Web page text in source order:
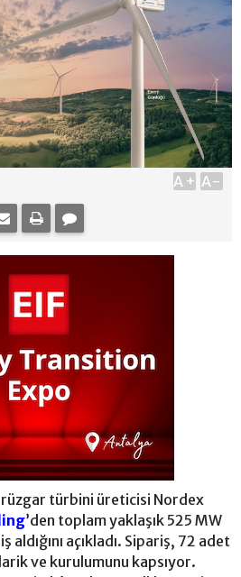
A+ A-
rüzgar türbini üreticisi Nordex
’den toplam yaklaşık 525 MW
açıkladı. Sipariş, 72 adet
ve kurulumunu kapsıyor.